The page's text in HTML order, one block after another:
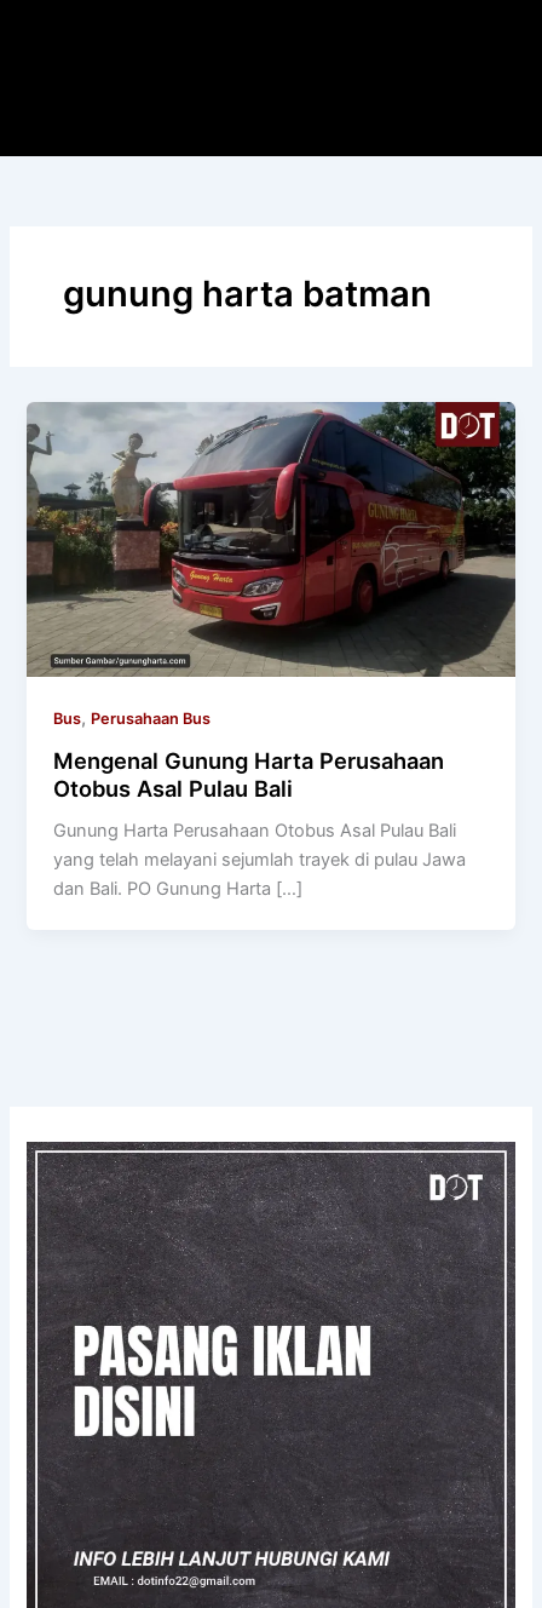
gunung harta batman
Bus, Perusahaan Bus
Mengenal Gunung Harta Perusahaan
Otobus Asal Pulau Bali
Gunung Harta Perusahaan Otobus Asal Pulau Bali
yang telah melayani sejumlah trayek di pulau Jawa
dan Bali. PO Gunung Harta […]